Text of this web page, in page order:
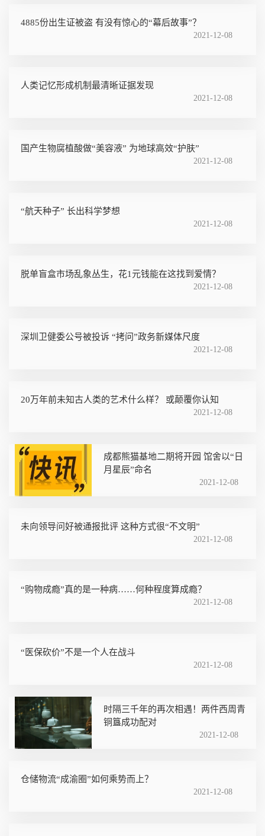
4885份出生证被盗 有没有惊心的“幕后故事”？
2021-12-08
人类记忆形成机制最清晰证据发现
2021-12-08
国产生物腐植酸做“美容液” 为地球高效“护肤”
2021-12-08
“航天种子” 长出科学梦想
2021-12-08
脱单盲盒市场乱象丛生，花1元钱能在这找到爱情？
2021-12-08
深圳卫健委公号被投诉 “拷问”政务新媒体尺度
2021-12-08
20万年前未知古人类的艺术什么样？ 或颠覆你认知
2021-12-08
成都熊猫基地二期将开园 馆舍以“日
月星辰”命名
2021-12-08
未向领导问好被通报批评 这种方式很“不文明”
2021-12-08
“购物成瘾”真的是一种病……何种程度算成瘾？
2021-12-08
“医保砍价”不是一个人在战斗
2021-12-08
时隔三千年的再次相遇！两件西周青
铜簋成功配对
2021-12-08
仓储物流“成渝圈”如何乘势而上？
2021-12-08